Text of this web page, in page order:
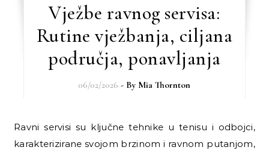
Vježbe ravnog servisa:
Rutine vježbanja, ciljana
područja, ponavljanja
06/02/2026 - By Mia Thornton
Ravni servisi su ključne tehnike u tenisu i odbojci,
karakterizirane svojom brzinom i ravnom putanjom,